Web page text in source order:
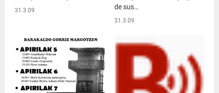
31.3.09
de sus…
31.3.09